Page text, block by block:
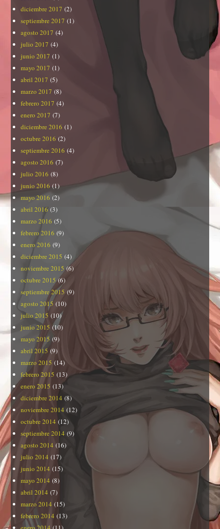
diciembre 2017 (2)
septiembre 2017 (1)
agosto 2017 (4)
julio 2017 (4)
junio 2017 (1)
mayo 2017 (1)
abril 2017 (5)
marzo 2017 (8)
febrero 2017 (4)
enero 2017 (7)
diciembre 2016 (1)
octubre 2016 (2)
septiembre 2016 (4)
agosto 2016 (7)
julio 2016 (8)
junio 2016 (1)
mayo 2016 (2)
abril 2016 (3)
marzo 2016 (5)
febrero 2016 (9)
enero 2016 (9)
diciembre 2015 (4)
noviembre 2015(6)
octubre 2015(6)
septiembre 2015 (9)
agosto 2015 (10)
julio 2015 (10)
junio 2015 (10)
mayo 2015 (9)
abril 2015 (9)
marzo 2015 (14)
febrero 2015 (13)
enero 2015 (13)
diciembre 2014 (8)
noviembre 2014 (12)
octubre 2014 (12)
septiembre 2014 (9)
agosto 2014 (16)
julio 2014 (17)
junio 2014 (15)
mayo 2014 (8)
abril 2014 (7)
marzo 2014 (15)
febrero 2014 (13)